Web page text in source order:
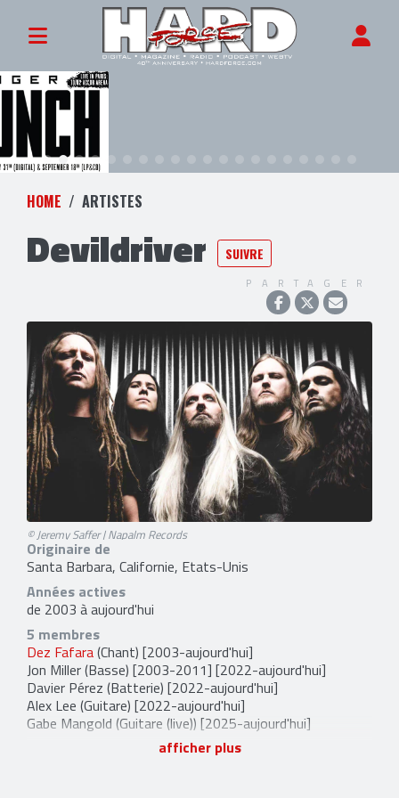
HOME ARTISTES
Devildriver SUIVRE
PARTAGER
© Jeremy Saffer | Napalm Records
Originaire de
Santa Barbara, Californie, Etats-Unis
Années actives
de 2003 à aujourd'hui
5 membres
Dez Fafara(Chant) [2003-aujourd'hui]
Jon Miller(Basse) [2003-2011] [2022-aujourd'hui]
Davier Pérez (Batterie) [2022-aujourd'hui]
Alex Lee (Guitare) [2022-aujourd'hui]
Gabe Mangold (Guitare (live)) [2025-aujourd'hui]
10 anciens membresafficher plus